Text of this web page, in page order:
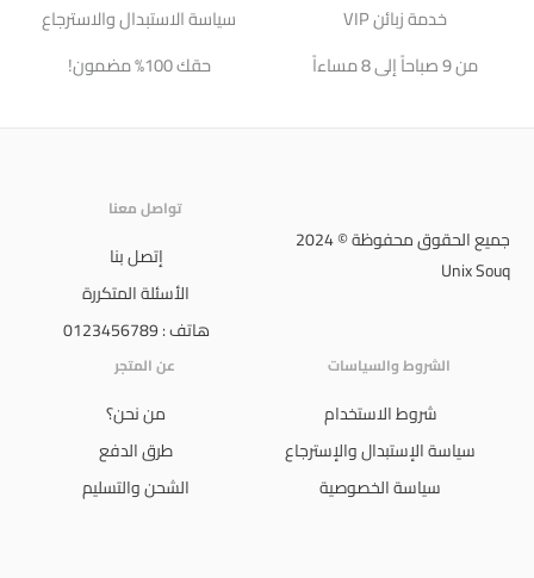
خدمة زبائن VIP
من 9 صباحاً إلى 8 مساءاً
سياسة الاستبدال والاسترجاع
حقك 100% مضمون!
جميع الحقوق محفوظة © 2024
Unix Souq
تواصل معنا
إتصل بنا
الأسئلة المتكررة
هاتف : 0123456789
الشروط والسياسات
شروط الاستخدام
سياسة الإستبدال والإسترجاع
سياسة الخصوصية
عن المتجر
من نحن؟
طرق الدفع
الشحن والتسليم